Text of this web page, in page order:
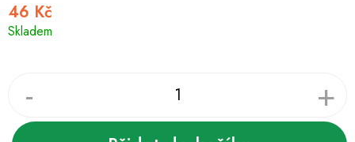
Obchodní podmínky pro podnikatele
Zásady používání cookies
46 Kč
Skladem